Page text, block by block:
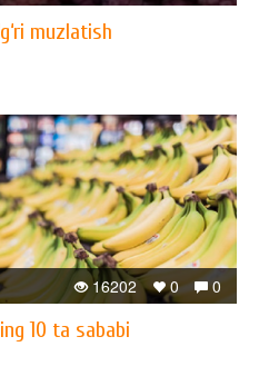
muzlatish
0
0
16202
10 ta sababi